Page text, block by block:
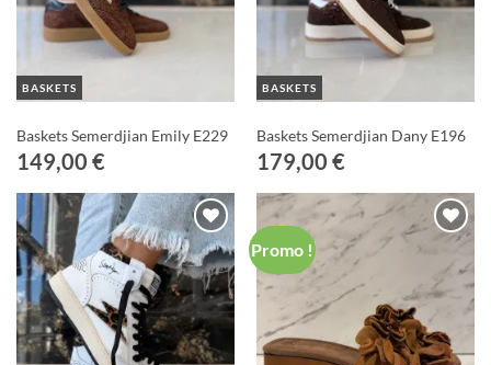
BASKETS
Baskets Semerdjian Emily E229
149,00 €
BASKETS
Baskets Semerdjian Dany E196
179,00 €
Ajouter
à ma
Wishlist
Promo !
Ajouter
Wishlist